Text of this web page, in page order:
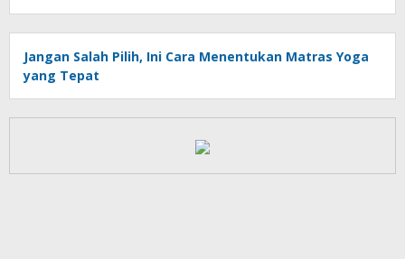
Jangan Salah Pilih, Ini Cara Menentukan Matras Yoga
yang Tepat